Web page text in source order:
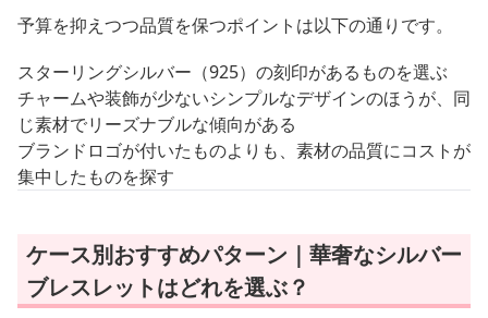
予算を抑えつつ品質を保つポイントは以下の通りです。
スターリングシルバー（925）の刻印があるものを選ぶ
チャームや装飾が少ないシンプルなデザインのほうが、同
じ素材でリーズナブルな傾向がある
ブランドロゴが付いたものよりも、素材の品質にコストが
集中したものを探す
ケース別おすすめパターン｜華奢なシルバー
ブレスレットはどれを選ぶ？